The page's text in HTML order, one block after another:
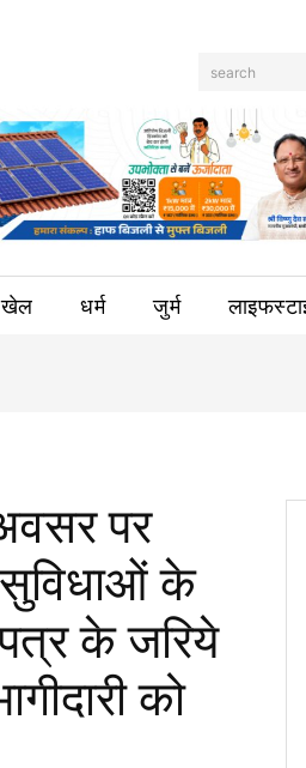
search
खेल धर्म जुर्म
पर
के
के जरिये
को